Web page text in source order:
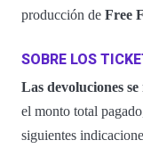
producción de Free
SOBRE LOS
Las devoluciones
el monto total
siguientes